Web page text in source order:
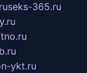
seks-365.ru
ykt.ru